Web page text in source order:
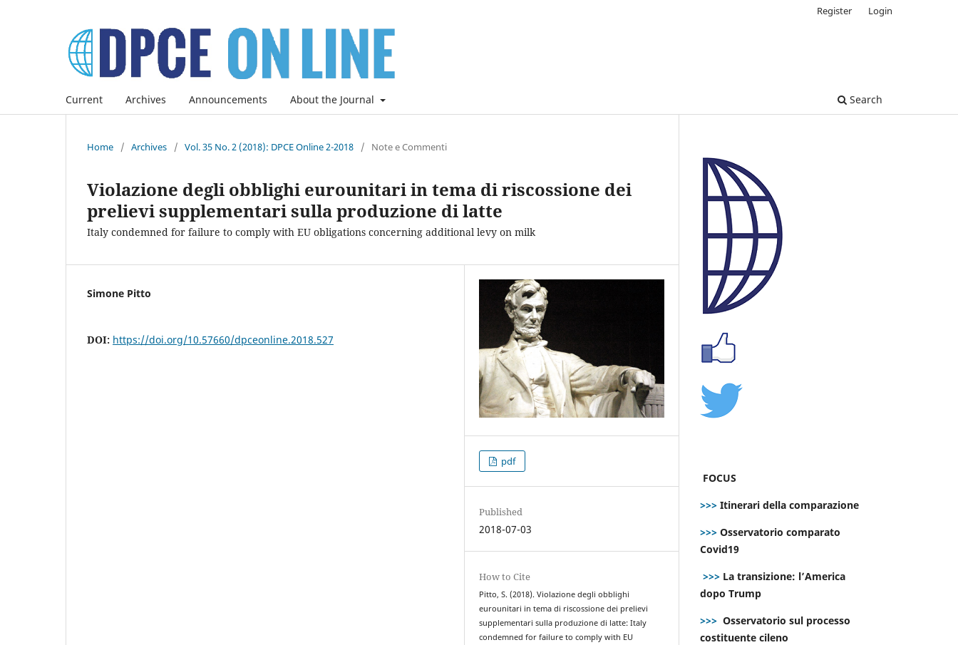
Current Archives Announcements About the Journal Search
Register Login
Home / Archives / Vol. 35 No. 2 (2018): DPCE Online 2-2018 / Note e Commenti
Violazione degli obblighi eurounitari in tema di riscossione dei
prelievi supplementari sulla produzione di latte
Italy condemned for failure to comply with EU obligations concerning additional levy on milk
Simone Pitto
DOI: https://doi.org/10.57660/dpceonline.2018.527
pdf
Published
2018-07-03
How to Cite
Pitto, S. (2018). Violazione degli obblighi
eurounitari in tema di riscossione dei prelievi
supplementari sulla produzione di latte: Italy
condemned for failure to comply with EU
FOCUS
>>> Itinerari della comparazione
>>> Osservatorio comparato
Covid19
>>> La transizione: l’America
dopo Trump
>>> Osservatorio sul processo
costituente cileno